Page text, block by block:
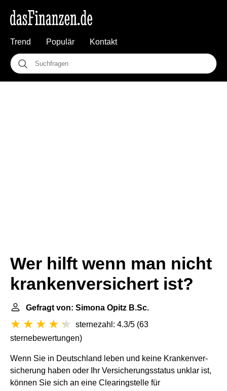
Trend Populär Kontakt
Wer hilft wenn man nicht
krankenversichert ist?
Gefragt von: Simona Opitz B.Sc.
sternezahl: 4.3/5 (63
sternebewertungen)
Wenn Sie in Deutschland leben und keine Krankenver-
sicherung haben oder Ihr Versicherungsstatus unklar ist,
können Sie sich an eine Clearingstelle für